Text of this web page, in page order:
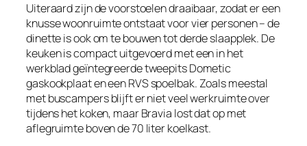
Uiteraard zijn de voorstoelen draaibaar, zodat er een
knusse woonruimte ontstaat voor vier personen – de
dinette is ook om te bouwen tot derde slaapplek. De
keuken is compact uitgevoerd met een in het
werkblad geïntegreerde tweepits Dometic
gaskookplaat en een RVS spoelbak. Zoals meestal
met buscampers blijft er niet veel werkruimte over
tijdens het koken, maar Bravia lost dat op met
aflegruimte boven de 70 liter koelkast.